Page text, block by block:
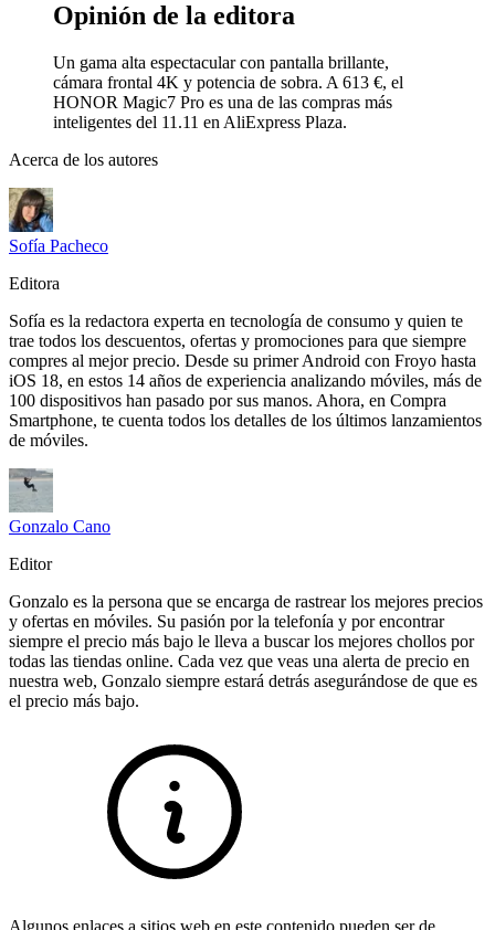
Opinión de la editora
Un gama alta espectacular con pantalla brillante,
cámara frontal 4K y potencia de sobra. A 613 €, el
HONOR Magic7 Pro es una de las compras más
inteligentes del 11.11 en AliExpress Plaza.
Acerca de los autores
Sofía Pacheco
Editora
Sofía es la redactora experta en tecnología de consumo y quien te
trae todos los descuentos, ofertas y promociones para que siempre
compres al mejor precio. Desde su primer Android con Froyo hasta
iOS 18, en estos 14 años de experiencia analizando móviles, más de
100 dispositivos han pasado por sus manos. Ahora, en Compra
Smartphone, te cuenta todos los detalles de los últimos lanzamientos
de móviles.
Gonzalo Cano
Editor
Gonzalo es la persona que se encarga de rastrear los mejores precios
y ofertas en móviles. Su pasión por la telefonía y por encontrar
siempre el precio más bajo le lleva a buscar los mejores chollos por
todas las tiendas online. Cada vez que veas una alerta de precio en
nuestra web, Gonzalo siempre estará detrás asegurándose de que es
el precio más bajo.